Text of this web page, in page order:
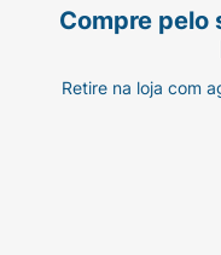
Compre pelo
Retire na loja com